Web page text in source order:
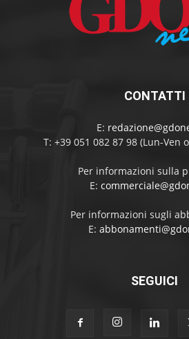
CONTATTI
E:
T: +39 051 082 87 98 (Lun-Ven
Per informazioni sulla
E:
Per informazioni sugli
E:
SEGUICI